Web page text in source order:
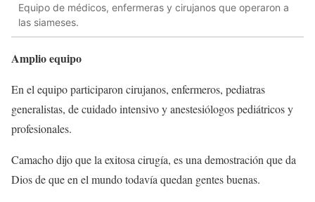
Equipo de médicos, enfermeras y cirujanos que operaron a
las siameses.
Amplio equipo
En el equipo participaron cirujanos, enfermeros, pediatras
generalistas, de cuidado intensivo y anestesiólogos pediátricos y
profesionales.
Camacho dijo que la exitosa cirugía, es una demostración que da
Dios de que en el mundo todavía quedan gentes buenas.